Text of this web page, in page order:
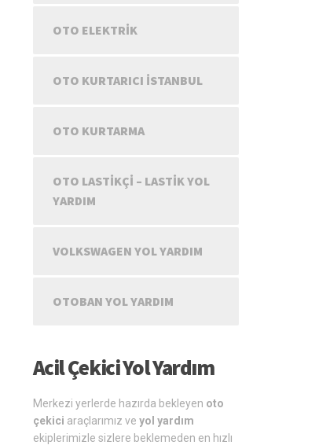
OTO ELEKTRIK
OTO KURTARICI İSTANBUL
OTO KURTARMA
OTO LASTIKÇI – LASTIK YOL
YARDIM
VOLKSWAGEN YOL YARDIM
OTOBAN YOL YARDIM
Acil Çekici Yol Yardım
Merkezi yerlerde hazırda bekleyen oto
çekici araçlarımız ve yol yardım
ekiplerimizle sizlere beklemeden en hızlı